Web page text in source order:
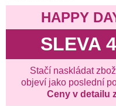
HAPPY
SLEVA
Stačí naskládat
objeví jako poslední
Ceny v detailu